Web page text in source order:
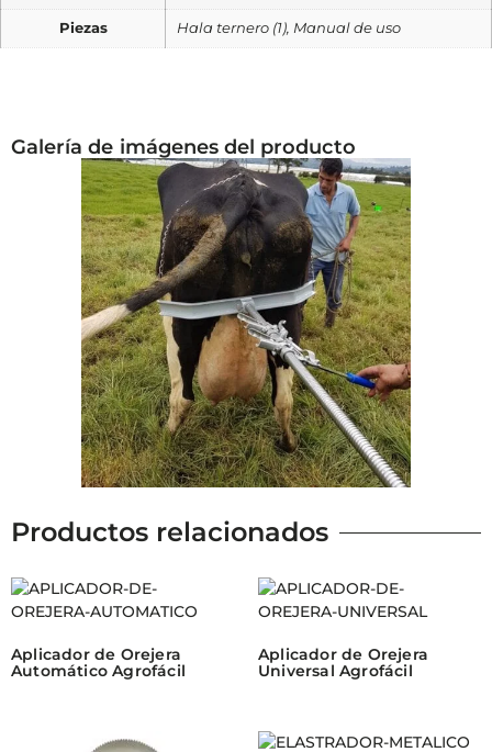
Piezas Hala ternero (1), Manual de uso
Galería de imágenes del producto
Productos relacionados
Aplicador de Orejera
Automático Agrofácil
Aplicador de Orejera
Universal Agrofácil